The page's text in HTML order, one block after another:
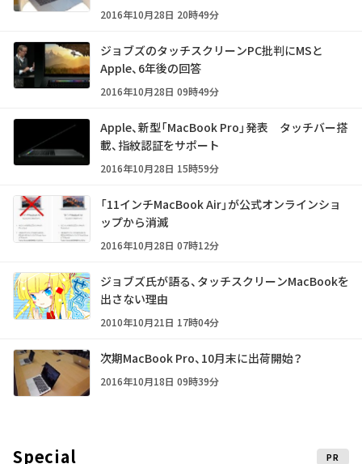
2016年10月28日 20時49分
ジョブズのタッチスクリーンPC批判にMSと
Apple、6年後の回答
2016年10月28日 09時49分
Apple、新型「MacBook Pro」発表 タッチバー搭
載、指紋認証をサポート
2016年10月28日 15時59分
「11インチMacBook Air」が公式オンラインショ
ップから消滅
2016年10月28日 07時12分
ジョブズ氏が語る、タッチスクリーンMacBookを
出さない理由
2010年10月21日 17時04分
次期MacBook Pro、10月末に出荷開始？
2016年10月18日 09時39分
Special PR